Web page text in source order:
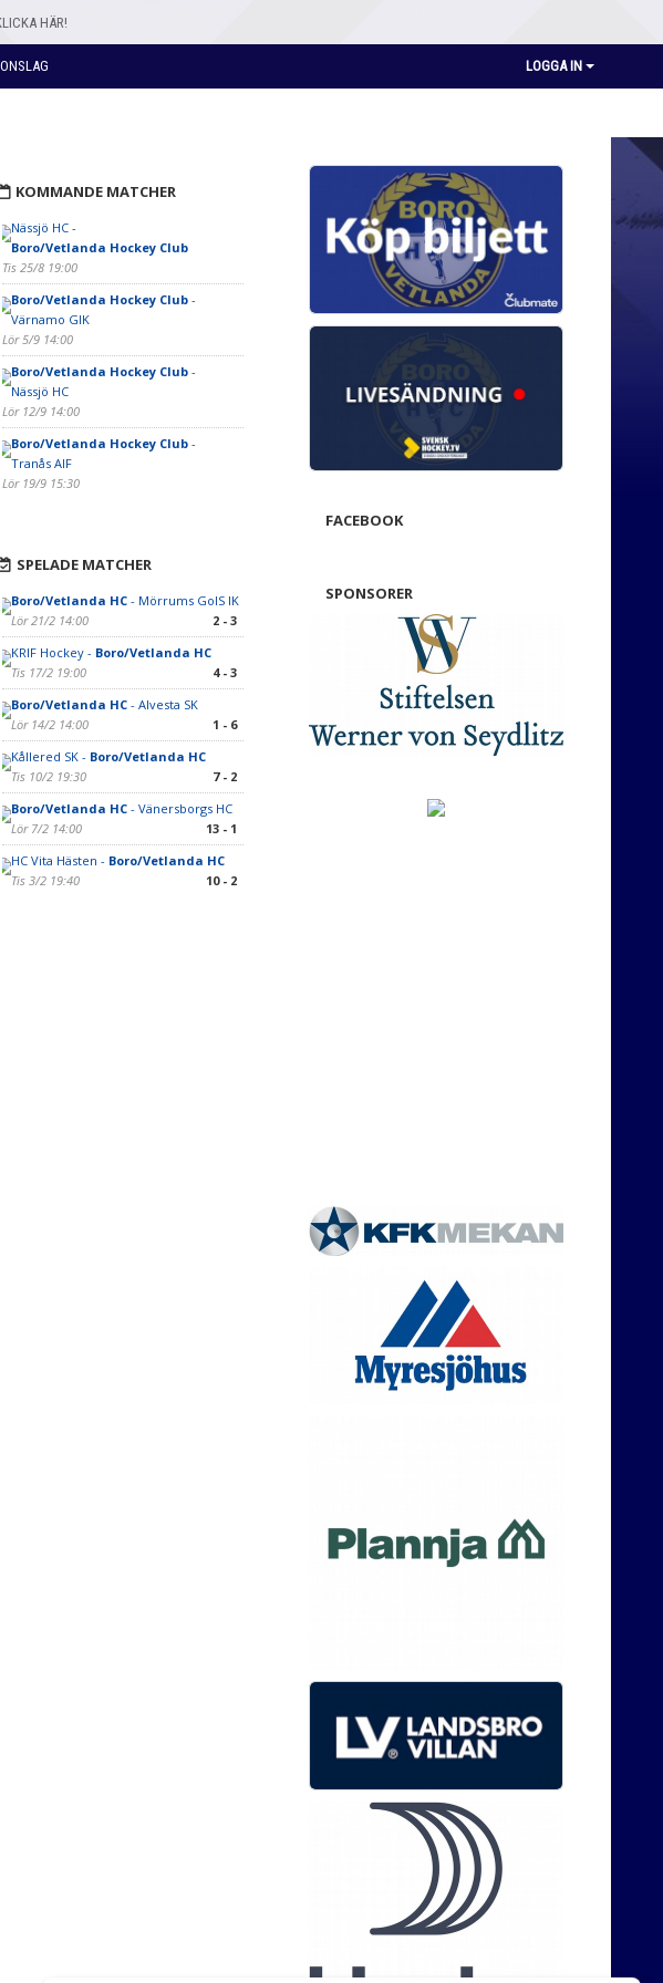
HÄR!
LOGGA IN
KOMMANDE MATCHER
Nässjö HC -
Boro/Vetlanda Hockey Club
Tis 25/8 19:00
Boro/Vetlanda Hockey Club-
Värnamo GIK
Lör 5/9 14:00
Boro/Vetlanda Hockey Club-
Nässjö HC
Lör 12/9 14:00
Boro/Vetlanda Hockey Club-
Tranås AIF
Lör 19/9 15:30
SPELADE MATCHER
Boro/Vetlanda HC- Mörrums GoIS IK
Lör 21/2 14:00
2 - 3
KRIF Hockey - Boro/Vetlanda HC
Tis 17/2 19:00
4 - 3
Boro/Vetlanda HC- Alvesta SK
Lör 14/2 14:00
1 - 6
Kållered SK - Boro/Vetlanda HC
Tis 10/2 19:30
7 - 2
Boro/Vetlanda HC- Vänersborgs HC
Lör 7/2 14:00
13 - 1
HC Vita Hästen - Boro/Vetlanda HC
Tis 3/2 19:40
10 - 2
FACEBOOK
SPONSORER